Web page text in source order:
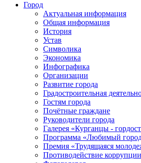
Город
Актуальная информация
Общая информация
История
Устав
Символика
Экономика
Инфографика
Организации
Развитие города
Градостроительная
Гостям города
Почётные граждане
Руководители города
Галерея «Курганцы -
Программа «Любимый
Премия «Трудящаяся
Противодействие коррупции